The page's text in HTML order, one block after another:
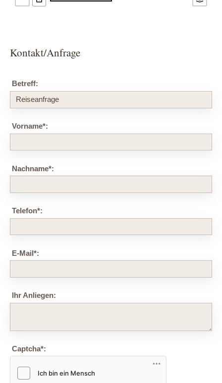
Kontakt/Anfrage
Betreff:
Vorname*:
Nachname*:
Telefon*:
E-Mail*:
Ihr Anliegen:
Captcha*: